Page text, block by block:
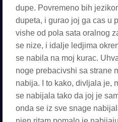
dupe. Povremeno bih
dupeta, i gurao joj ga cas u
vishe od pola sata oralnog
se nize, i idalje ledjima
se nabila na moj kurac.
noge prebacivshi sa strane
nabija. I to kako, divljala je,
se nabijala tako da joj je
onda se iz sve snage